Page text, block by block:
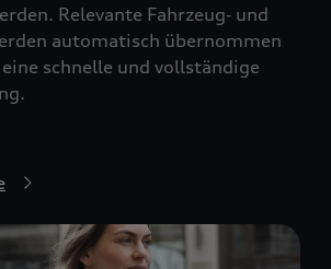
Relevante Fahrzeug‑ und
automatisch übernommen
schnelle und vollständige